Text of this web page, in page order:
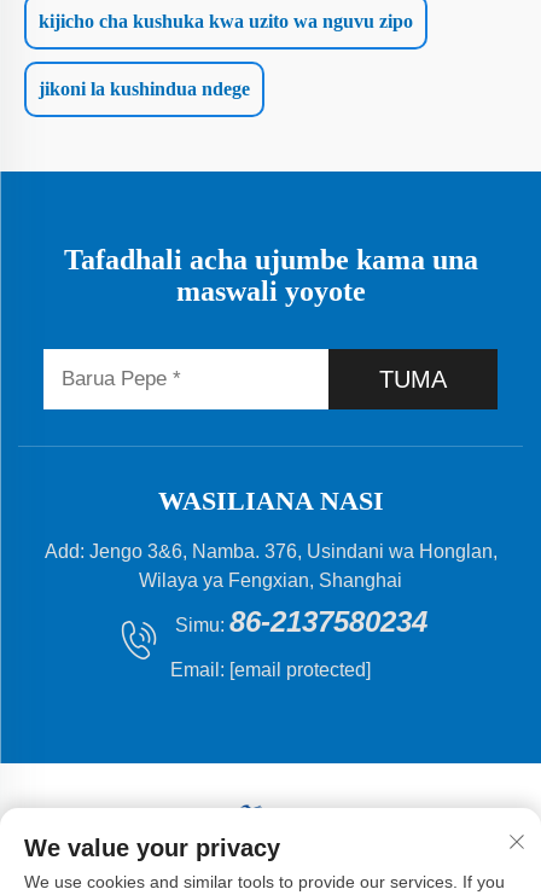
kijicho cha kushuka kwa uzito wa nguvu zipo
jikoni la kushindua ndege
Tafadhali acha ujumbe kama una
maswali yoyote
TUMA
WASILIANA NASI
Add: Jengo 3&6, Namba. 376, Usindani wa Honglan,
Wilaya ya Fengxian, Shanghai
Simu: 86-2137580234
Email: [email protected]
Hakiki © 2024 Shanghai Flying Fish Machinery
We value your privacy
We use cookies and similar tools to provide our services. If you